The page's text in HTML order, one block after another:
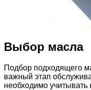
Выбор масла
Подбор подходящего
важный этап
необходимо